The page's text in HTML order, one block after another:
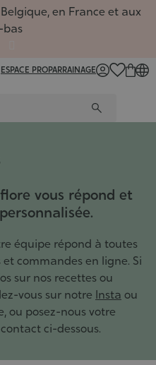
en France et aux
bas
ESPACE PROPARRAINAGE
FR/NL/EN
Bain
De
Gel
Argiles
Carte
Huiles
Huiles
De
Livres
De
Les
5
vous répond et
équipe répond à toutes
commandes en ligne. Si
sur nos recettes ou
vous sur notre Insta ou
ou posez-nous votre
ci-dessous.